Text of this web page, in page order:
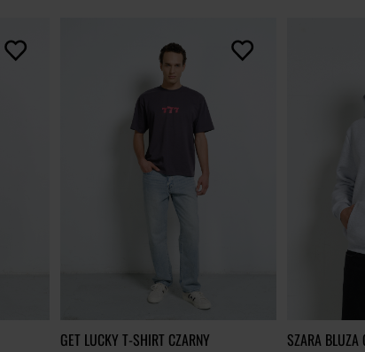
GET LUCKY T-SHIRT CZARNY
SZARA BLUZA